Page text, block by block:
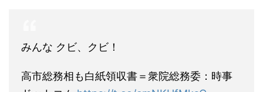
みんな クビ、クビ！
高市総務相も白紙領収書＝衆院総務委：時事